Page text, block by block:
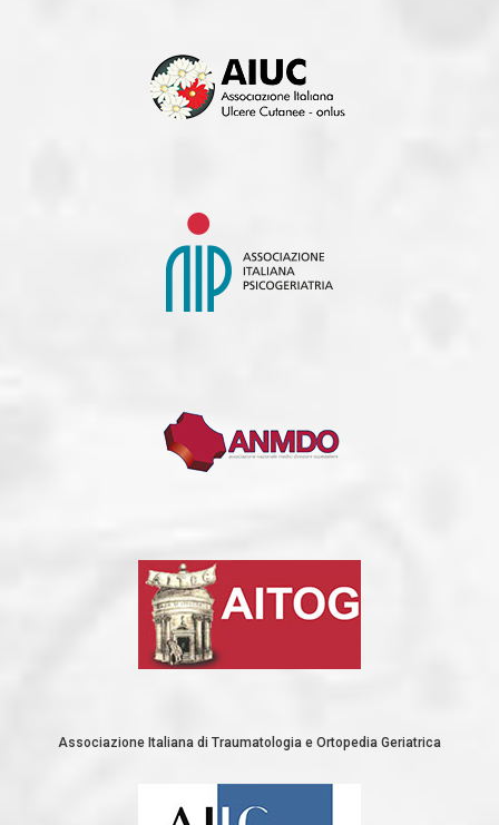
Associazione Italiana di Traumatologia e Ortopedia Geriatrica